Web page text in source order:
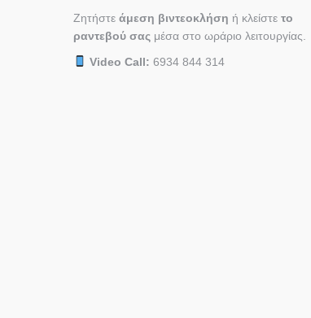
Ζητήστε άμεση βιντεοκλήση ή κλείστε το
ραντεβού σας μέσα στο ωράριο λειτουργίας.
Video Call: 6934 844 314